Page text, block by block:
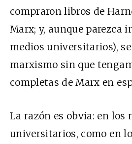
compraron libros de
Marx; y, aunque parezca
medios universitarios),
marxismo sin que
completas de Marx en
La razón es obvia: en los
universitarios, como en